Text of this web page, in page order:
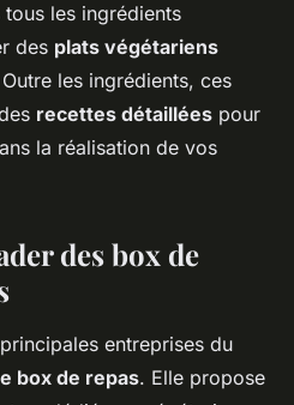
les ingrédients
des plats végétariens
les ingrédients, ces
recettes détaillées pour
la réalisation de vos
des box de
entreprises du
box de repas. Elle propose